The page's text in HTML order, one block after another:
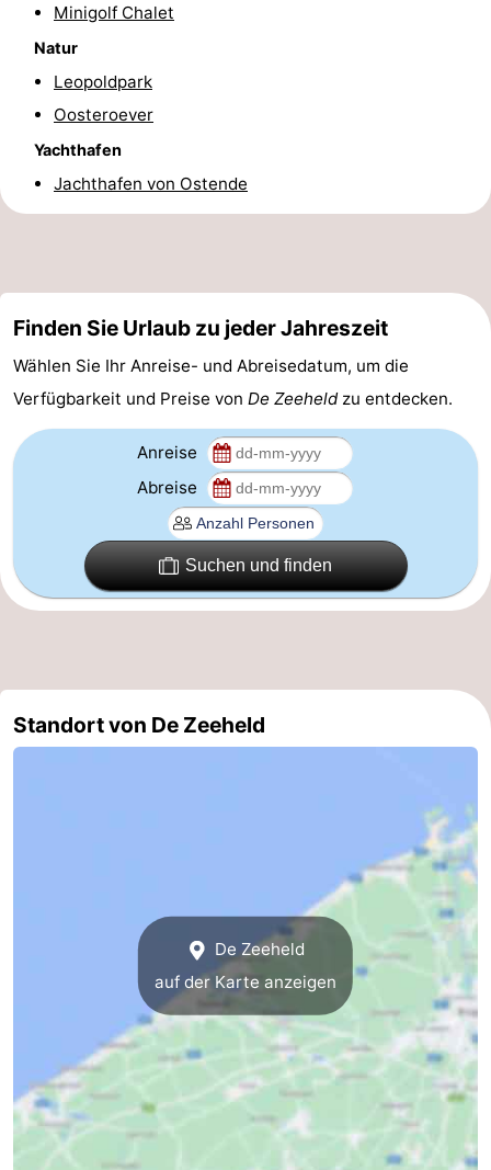
trinken
Veranstaltungen
Praktisch
Forum
Küstetram
Medizin
Adressen
Region
-
Gent
-
Ypern
Die
Natur
-
Middelkerke
Westende
-
Nieuwpoort
-
Minigolf Chalet
Natur
Leopoldpark
Oosteroever
Yachthafen
Jachthafen von Ostende
Finden Sie Urlaub zu jeder Jahreszeit
Wählen Sie Ihr Anreise- und Abreisedatum, um die
Verfügbarkeit und Preise von De Zeeheldzu entdecken.
Anreise
Abreise
Suchen und finden
Standort von De Zeeheld
De Zeeheld
auf der Karte anzeigen